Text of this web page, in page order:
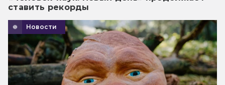
ставить рекорды
Новости